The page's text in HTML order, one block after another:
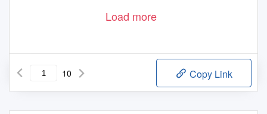
Load more
10 Copy Link